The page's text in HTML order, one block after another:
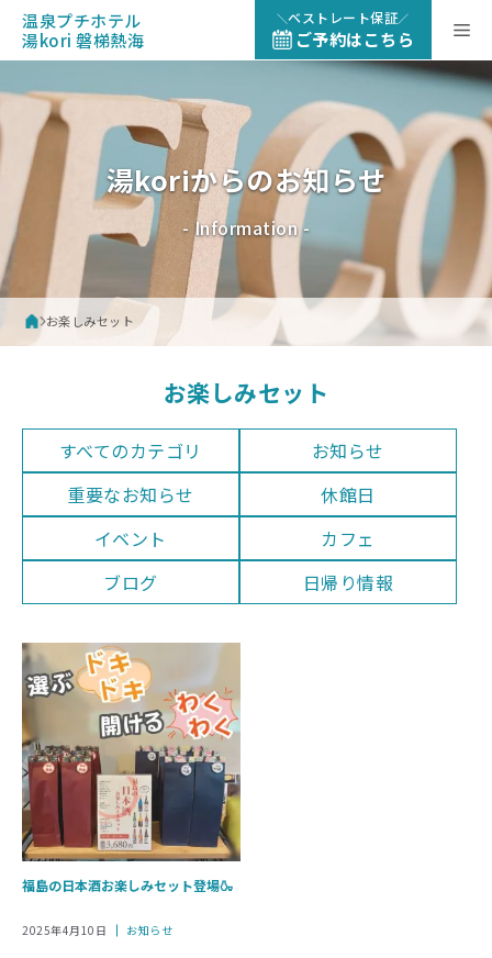
テ
へ
ス
プ
温泉プチホテル
湯kori 磐梯熱海
メ
ニ
ュ
ベストレート保証
ご予約はこちら
湯koriからのお知らせ
- Information -
お楽しみセット
お楽しみセット
すべてのカテゴリ
お知らせ
重要なお知らせ
休館日
イベント
カフェ
ブログ
日帰り情報
福島の日本酒お楽しみセット登場🍶
2025年4月10日
カ
お知らせ